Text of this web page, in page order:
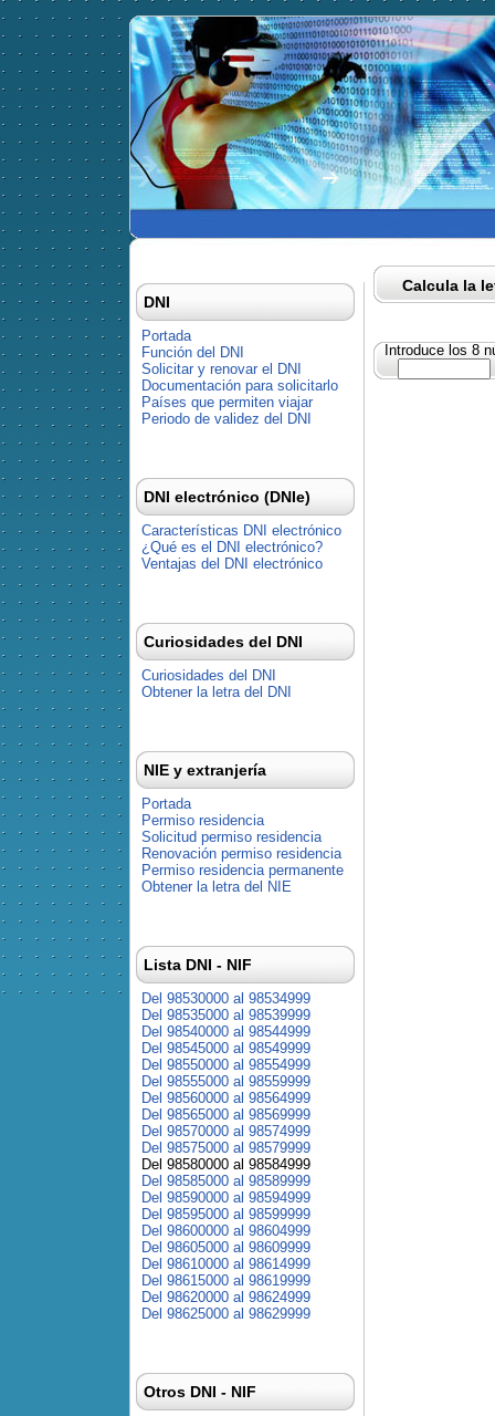
Calcula la
Introduce los 8
DNI
Portada
Función del DNI
Solicitar y renovar el DNI
Documentación para solicitarlo
Países que permiten viajar
Periodo de validez del DNI
DNI electrónico (DNIe)
Características DNI electrónico
¿Qué es el DNI electrónico?
Ventajas del DNI electrónico
Curiosidades del DNI
Curiosidades del DNI
Obtener la letra del DNI
NIE y extranjería
Portada
Permiso residencia
Solicitud permiso residencia
Renovación permiso residencia
Permiso residencia permanente
Obtener la letra del NIE
Lista DNI - NIF
Del 98530000 al 98534999
Del 98535000 al 98539999
Del 98540000 al 98544999
Del 98545000 al 98549999
Del 98550000 al 98554999
Del 98555000 al 98559999
Del 98560000 al 98564999
Del 98565000 al 98569999
Del 98570000 al 98574999
Del 98575000 al 98579999
Del 98580000 al 98584999
Del 98585000 al 98589999
Del 98590000 al 98594999
Del 98595000 al 98599999
Del 98600000 al 98604999
Del 98605000 al 98609999
Del 98610000 al 98614999
Del 98615000 al 98619999
Del 98620000 al 98624999
Del 98625000 al 98629999
Otros DNI - NIF